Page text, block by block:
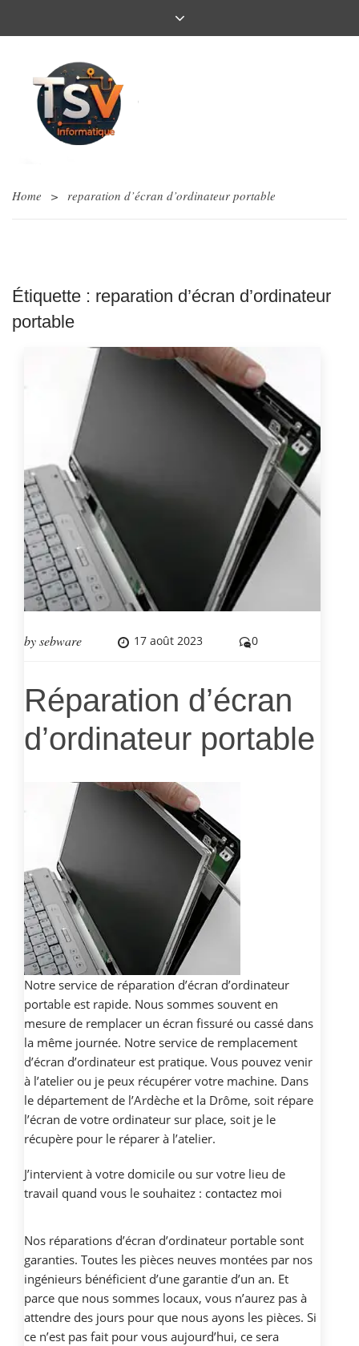
Home > reparation d’écran d’ordinateur portable
Étiquette : reparation d’écran d’ordinateur
portable
bysebware 17 août 2023 0
Réparation d’écran
d’ordinateur portable
Notre service de réparation d’écran d’ordinateur
portable est rapide. Nous sommes souvent en
mesure de remplacer un écran fissuré ou cassé dans
la même journée. Notre service de remplacement
d’écran d’ordinateur est pratique. Vous pouvez venir
à l’atelier ou je peux récupérer votre machine. Dans
le département de l’Ardèche et la Drôme, soit répare
l’écran de votre ordinateur sur place, soit je le
récupère pour le réparer à l’atelier.
J’intervient à votre domicile ou sur votre lieu de
travail quand vous le souhaitez : contactez moi
Nos réparations d’écran d’ordinateur portable sont
garanties. Toutes les pièces neuves montées par nos
ingénieurs bénéficient d’une garantie d’un an. Et
parce que nous sommes locaux, vous n’aurez pas à
attendre des jours pour que nous ayons les pièces. Si
ce n’est pas fait pour vous aujourd’hui, ce sera